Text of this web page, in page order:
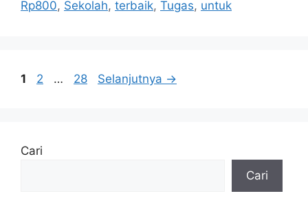
Rp800, Sekolah, terbaik, Tugas, untuk
Halaman
1 Halaman
2 … Halaman
28 Selanjutnya →
Cari
Cari